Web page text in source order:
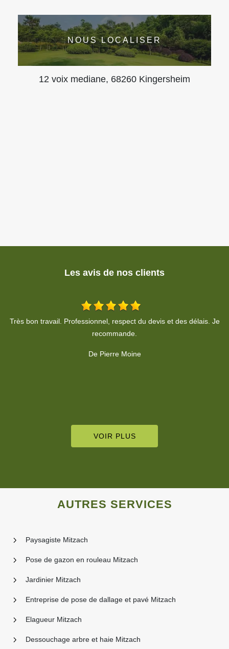
NOUS LOCALISER
12 voix mediane, 68260 Kingersheim
Les avis de nos clients
Entreprise sérieuse et fiable. Résultat parfait et propre. Que
demander de plus?
De François Besson
VOIR PLUS
AUTRES SERVICES
Paysagiste Mitzach
Pose de gazon en rouleau Mitzach
Jardinier Mitzach
Entreprise de pose de dallage et pavé Mitzach
Elagueur Mitzach
Dessouchage arbre et haie Mitzach